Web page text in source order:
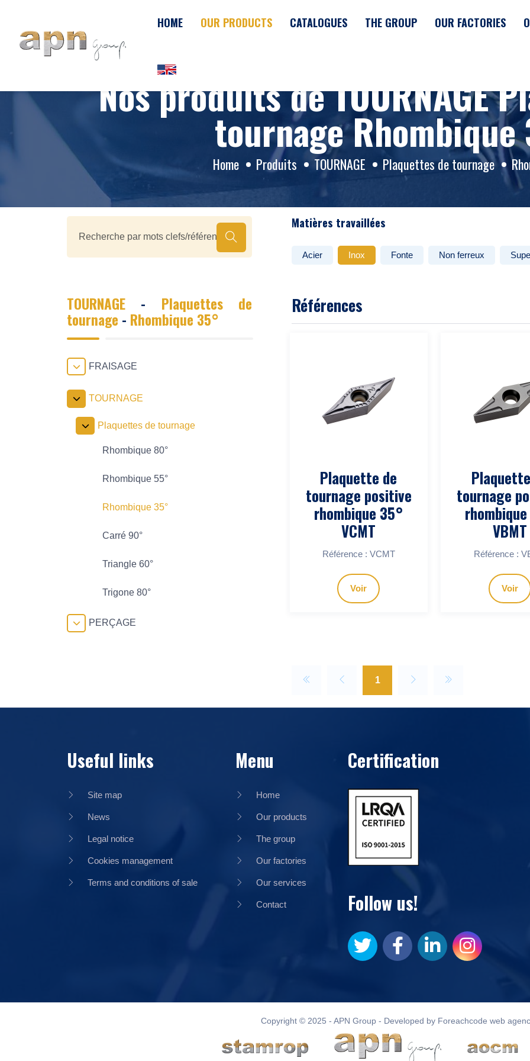
HOME OUR PRODUCTS CATALOGUES THE GROUP OUR FACTORIES
Nos produits de TOURNAGE
tournage Rhombique
Home Produits TOURNAGE Plaquettes de tournage
TOURNAGE - Plaquettes de
tournage - Rhombique 35°
FRAISAGE
TOURNAGE
Plaquettes de tournage
Rhombique 80°
Rhombique 55°
Rhombique 35°
Carré 90°
Triangle 60°
Trigone 80°
PERÇAGE
Matières travaillées
Acier Inox Fonte Non ferreux
Références
Plaquette de
tournage positive
rhombique 35°
VCMT
Référence : VCMT
Voir
tournage
VBMT
Référence :
Voir
1
Useful links
Site map
News
Legal notice
Cookies management
Terms and conditions of sale
Menu
Home
Our products
The group
Our factories
Our services
Contact
Certification
Follow us!
Copyright © 2025 - APN Group - Developed by Foreachcode web